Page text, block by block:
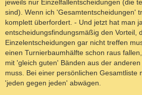
jeweils nur Einzelfallentscheidungen (die
sind). Wenn ich 'Gesamtentscheidungen'
komplett überfordert. - Und jetzt hat man
entscheidungsfindungsmäßig den Vorteil,
Einzelentscheidungen gar nicht treffen
einen Turnierbaumhälfte schon raus
mit 'gleich guten' Bänden aus der
muss. Bei einer persönlichen Gesamtliste
'jeden gegen jeden' abwägen.